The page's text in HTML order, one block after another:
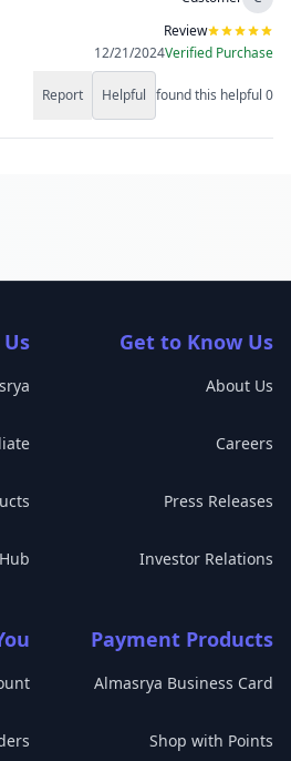
Review
Verified Purchase
12/21/2024
0
found this helpful
Helpful
Report
Get to Know Us
About Us
Careers
Press Releases
Investor Relations
Payment Products
Almasrya Business Card
Shop with Points